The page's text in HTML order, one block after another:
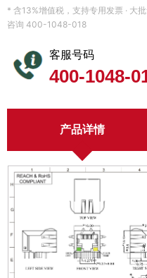
* 含13%增值税，支持专用发票 · 大
咨询 400-1048-018
客服号码
400-1048-
产品详情